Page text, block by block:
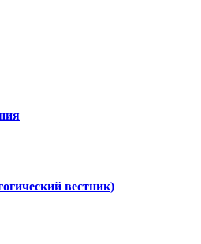
вестник)